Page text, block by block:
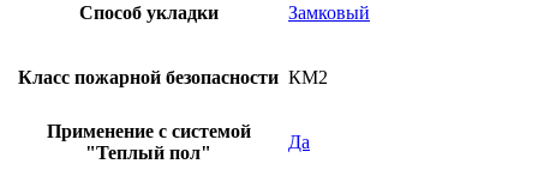
Способ укладки Замковый
Класс пожарной безопасности КМ2
Применение с системой
"Теплый пол"
Да